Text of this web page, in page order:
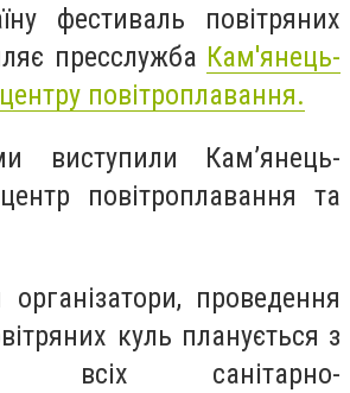
фестиваль повітряних
пресслужба Кам'янець-
повітроплавання.
виступили Кам’янець-
повітроплавання та
проведення
куль планується з
всіх санітарно-